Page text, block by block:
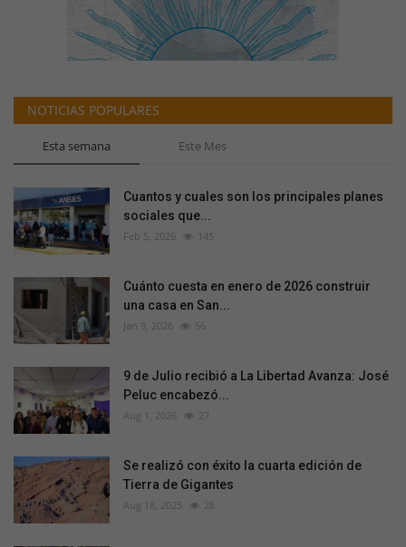
NOTICIAS POPULARES
Esta semana Este Mes
Cuantos y cuales son los principales planes
sociales que...
Feb 5, 2026 145
Cuánto cuesta en enero de 2026 construir
una casa en San...
Jan 9, 2026 56
9 de Julio recibió a La Libertad Avanza: José
Peluc encabezó...
Aug 1, 2026 27
Se realizó con éxito la cuarta edición de
Tierra de Gigantes
Aug 18, 2025 26